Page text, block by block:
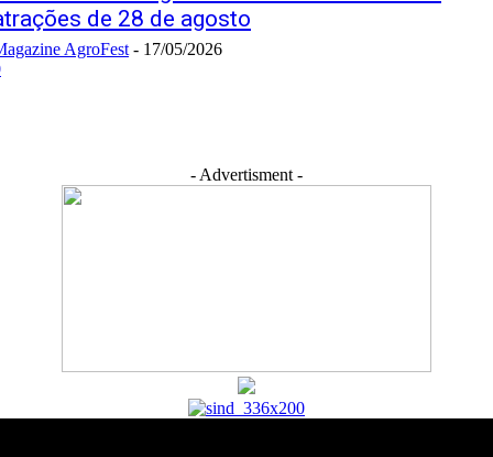
de 28 de agosto
AgroFest - 17/05/2026
- Advertisment -